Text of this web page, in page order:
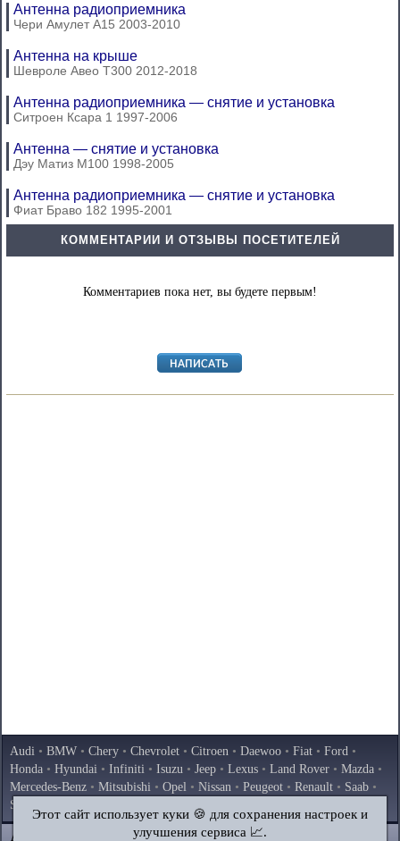
Антенна радиоприемника
Чери Амулет А15 2003-2010
Антенна на крыше
Шевроле Авео Т300 2012-2018
Антенна радиоприемника — снятие и установка
Ситроен Ксара 1 1997-2006
Антенна — снятие и установка
Дэу Матиз М100 1998-2005
Антенна радиоприемника — снятие и установка
Фиат Браво 182 1995-2001
КОММЕНТАРИИ И ОТЗЫВЫ ПОСЕТИТЕЛЕЙ
Комментариев пока нет, вы будете первым!
Audi • BMW • Chery • Chevrolet • Citroen • Daewoo • Fiat • Ford •
Honda • Hyundai • Infiniti • Isuzu • Jeep • Lexus • Land Rover • Mazda •
Mercedes-Benz • Mitsubishi • Opel • Nissan • Peugeot • Renault • Saab •
Skoda
Volkswagen
AutoInstruction.ru © 2020–2026|Полная версия
Этот сайт использует куки 🍪 для сохранения настроек и
улучшения сервиса 📈.